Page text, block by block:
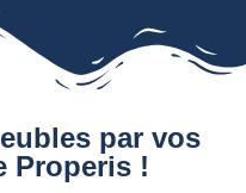
par vos
Properis !